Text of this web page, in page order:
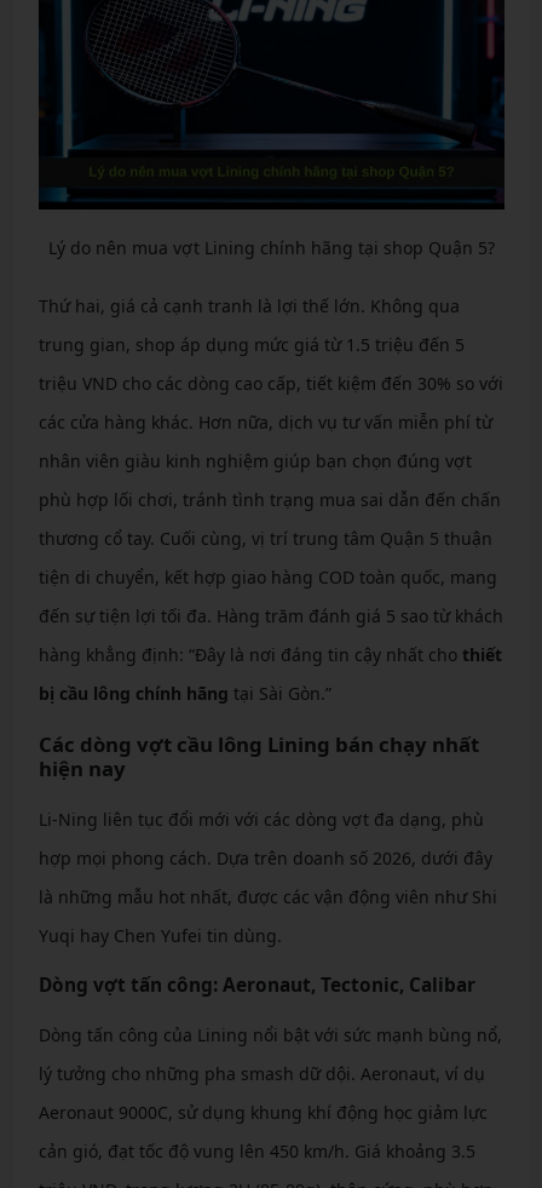
Lý do nên mua vợt Lining chính hãng tại shop Quận 5?
Thứ hai, giá cả cạnh tranh là lợi thế lớn. Không qua
trung gian, shop áp dụng mức giá từ 1.5 triệu đến 5
triệu VND cho các dòng cao cấp, tiết kiệm đến 30% so với
các cửa hàng khác. Hơn nữa, dịch vụ tư vấn miễn phí từ
nhân viên giàu kinh nghiệm giúp bạn chọn đúng vợt
phù hợp lối chơi, tránh tình trạng mua sai dẫn đến chấn
thương cổ tay. Cuối cùng, vị trí trung tâm Quận 5 thuận
tiện di chuyển, kết hợp giao hàng COD toàn quốc, mang
đến sự tiện lợi tối đa. Hàng trăm đánh giá 5 sao từ khách
hàng khẳng định: “Đây là nơi đáng tin cậy nhất cho thiết
bị cầu lông chính hãng tại Sài Gòn.”
Các dòng vợt cầu lông Lining bán chạy nhất
hiện nay
Li-Ning liên tục đổi mới với các dòng vợt đa dạng, phù
hợp mọi phong cách. Dựa trên doanh số 2026, dưới đây
là những mẫu hot nhất, được các vận động viên như Shi
Yuqi hay Chen Yufei tin dùng.
Dòng vợt tấn công: Aeronaut, Tectonic, Calibar
Dòng tấn công của Lining nổi bật với sức mạnh bùng nổ,
lý tưởng cho những pha smash dữ dội. Aeronaut, ví dụ
Aeronaut 9000C, sử dụng khung khí động học giảm lực
cản gió, đạt tốc độ vung lên 450 km/h. Giá khoảng 3.5